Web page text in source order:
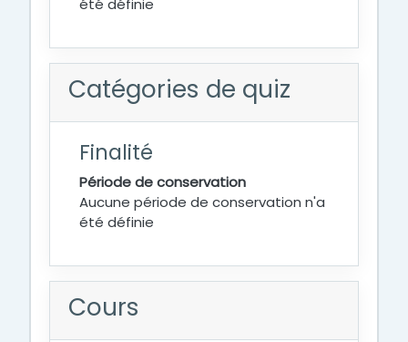
été définie
Catégories de quiz
Finalité
Période de conservation
Aucune période de conservation n'a
été définie
Cours